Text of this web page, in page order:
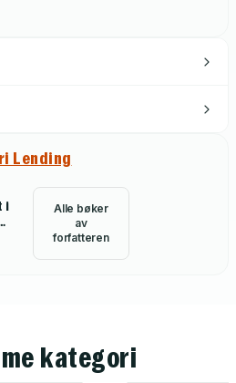
Lending
i
Alle bøker
av
forfatteren
kategori